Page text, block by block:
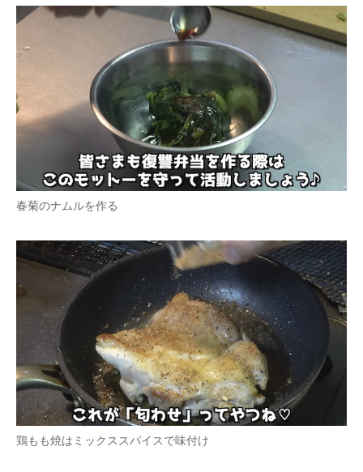
春菊のナムルを作る
鶏もも焼はミックススパイスで味付け